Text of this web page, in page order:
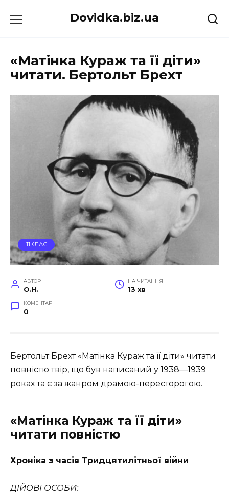
до
Dovidka.biz.ua
«Матінка Кураж та її діти»
читати. Бертольт Брехт
11КЛАС
АВТОР
O.H.
НА ЧИТАННЯ
13 хв
КОМЕНТАРІ
0
Бертольт Брехт «Матінка Кураж та її діти» читати
повністю твір, що був написаний у 1938—1939
роках та є за жанром драмою-пересторогою.
«Матінка Кураж та її діти»
читати повністю
Хроніка з часів Тридцятилітньої війни
ДІЙОВІ ОСОБИ: